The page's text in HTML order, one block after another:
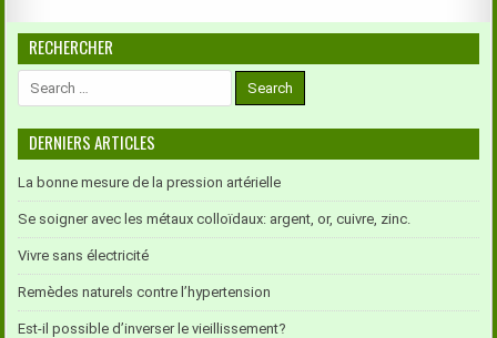
RECHERCHER
DERNIERS ARTICLES
La bonne mesure de la pression artérielle
Se soigner avec les métaux colloïdaux: argent, or, cuivre, zinc.
Vivre sans électricité
Remèdes naturels contre l’hypertension
Est-il possible d’inverser le vieillissement?